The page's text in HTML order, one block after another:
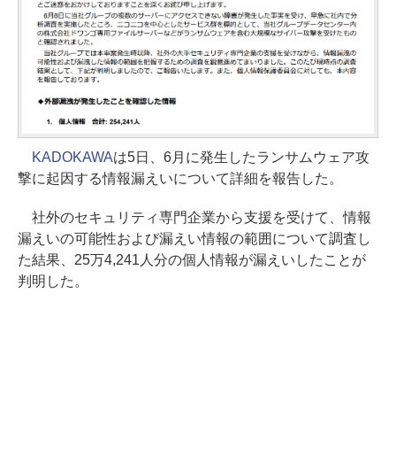
KADOKAWAは5日、6月に発生したランサムウェア攻
撃に起因する情報漏えいについて詳細を報告した。
社外のセキュリティ専門企業から支援を受けて、情報
漏えいの可能性および漏えい情報の範囲について調査し
た結果、25万4,241人分の個人情報が漏えいしたことが
判明した。